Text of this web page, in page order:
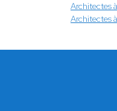
Architectes
Architectes